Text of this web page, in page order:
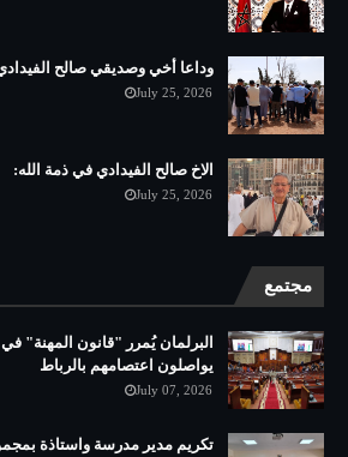
وداعا أخي وصديقي صالح
July 25, 2026
الاخ صالح الفيدادي في ذمة الله:
July 25, 2026
مجتمع
البرلمان يُمرر "قانون المهنة"
يواصلون اعتصامهم بالرباط
July 07, 2026
تكريم مدير مدرسة واستاذة